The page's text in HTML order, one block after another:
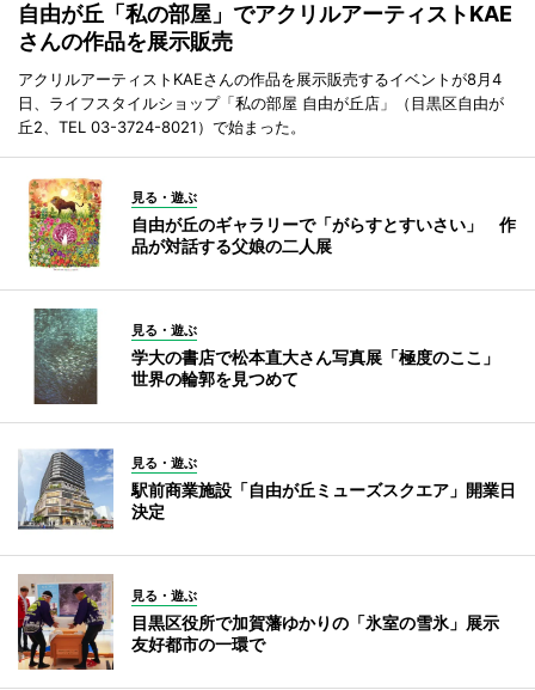
自由が丘「私の部屋」でアクリルアーティストKAE
さんの作品を展示販売
アクリルアーティストKAEさんの作品を展示販売するイベントが8月4
日、ライフスタイルショップ「私の部屋 自由が丘店」（目黒区自由が
丘2、TEL 03-3724-8021）で始まった。
見る・遊ぶ
自由が丘のギャラリーで「がらすとすいさい」 作
品が対話する父娘の二人展
見る・遊ぶ
学大の書店で松本直大さん写真展「極度のここ」
世界の輪郭を見つめて
見る・遊ぶ
駅前商業施設「自由が丘ミューズスクエア」開業日
決定
見る・遊ぶ
目黒区役所で加賀藩ゆかりの「氷室の雪氷」展示
友好都市の一環で